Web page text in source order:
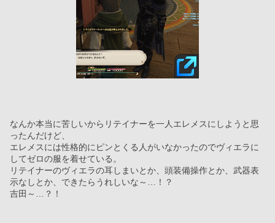
なんか本当に苦しいからリテイナーを一人エレメスにしようと思
ったんだけど、
エレメスには性格的にピンとくる人がいなかったのでヴィエラに
してゼロの服を着せている。
リテイナーのヴィエラの耳しまいとか、頭装備操作とか、武器表
示なしとか、できたらうれしいな～…！？
吉田～…？！